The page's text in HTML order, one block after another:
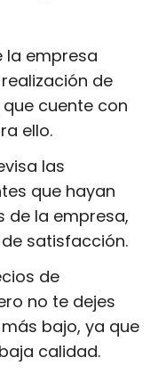
la empresa
de
cuente con
ello.
las
que hayan
de la empresa,
satisfacción.
de
no te dejes
bajo, ya que
calidad.